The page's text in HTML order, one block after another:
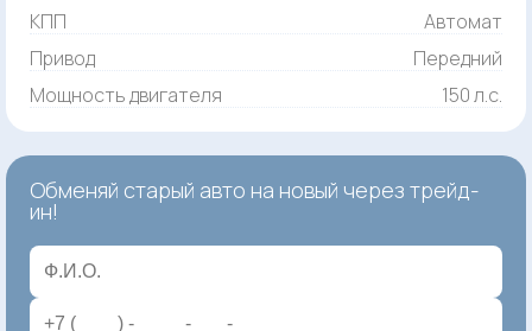
КПП
Автомат
Привод
Передний
Мощность двигателя
150 л.с.
Обменяй старый авто на новый через трейд-
ин!